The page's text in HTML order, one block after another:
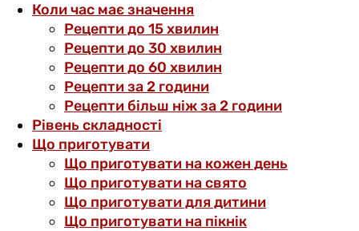
Коли час має значення
Рецепти до 15 хвилин
Рецепти до 30 хвилин
Рецепти до 60 хвилин
Рецепти за 2 години
Рецепти більш ніж за 2 години
Рівень складності
Що приготувати
Що приготувати на кожен день
Що приготувати на свято
Що приготувати для дитини
Що приготувати на пікнік